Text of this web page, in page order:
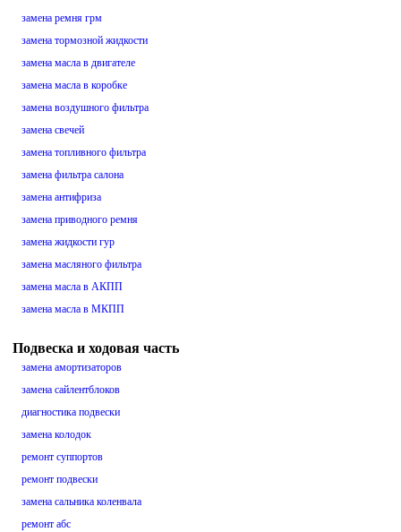
замена ремня грм
замена тормозной жидкости
замена масла в двигателе
замена масла в коробке
замена воздушного фильтра
замена свечей
замена топливного фильтра
замена фильтра салона
замена антифриза
замена приводного ремня
замена жидкости гур
замена масляного фильтра
замена масла в АКПП
замена масла в МКПП
Подвеска и ходовая часть
замена амортизаторов
замена сайлентблоков
диагностика подвески
замена колодок
ремонт суппортов
ремонт подвески
замена сальника коленвала
ремонт абс